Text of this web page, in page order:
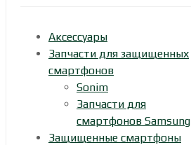
Аксессуары
Запчасти для защищенных
смартфонов
Sonim
Запчасти для
смартфонов Samsung
Защищенные смартфоны